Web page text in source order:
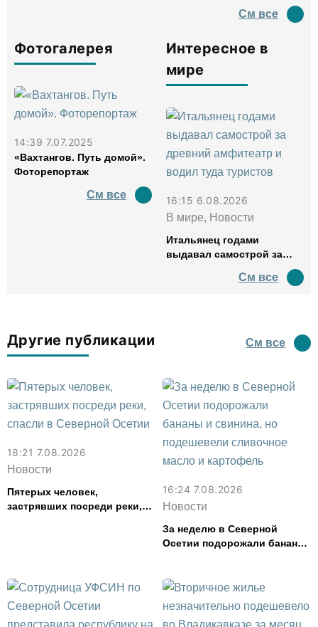
См все
Фотогалерея
14:39 7.07.2025
«Вахтангов. Путь домой».
Фоторепортаж
См все
Интересное в
мире
16:15 6.08.2026
В мире, Новости
Итальянец годами
выдавал самострой за
водил туда туристов
См все
Другие публикации См все
18:21 7.08.2026
Новости
Пятерых человек,
застрявших посреди реки,
16:24 7.08.2026
Новости
За неделю в Северной
Осетии подорожали бананы
картофель